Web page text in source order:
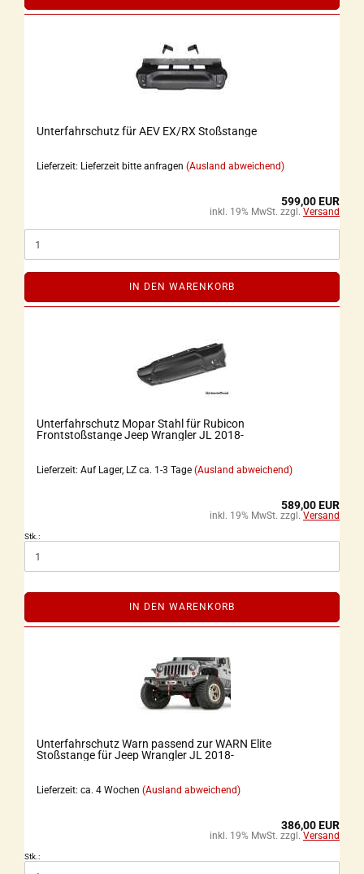
Unterfahrschutz für AEV EX/RX Stoßstange
Lieferzeit: Lieferzeit bitte anfragen (Ausland abweichend)
599,00 EUR
inkl. 19% MwSt. zzgl. Versand
IN DEN WARENKORB
Unterfahrschutz Mopar Stahl für Rubicon
Frontstoßstange Jeep Wrangler JL 2018-
Lieferzeit: Auf Lager, LZ ca. 1-3 Tage (Ausland abweichend)
589,00 EUR
inkl. 19% MwSt. zzgl. Versand
Stk.:
IN DEN WARENKORB
Unterfahrschutz Warn passend zur WARN Elite
Stoßstange für Jeep Wrangler JL 2018-
Lieferzeit: ca. 4 Wochen (Ausland abweichend)
386,00 EUR
inkl. 19% MwSt. zzgl. Versand
Stk.: